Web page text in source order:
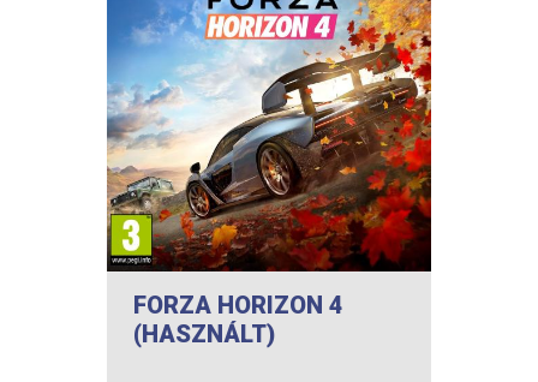
FORZA HORIZON 4
(HASZNÁLT)